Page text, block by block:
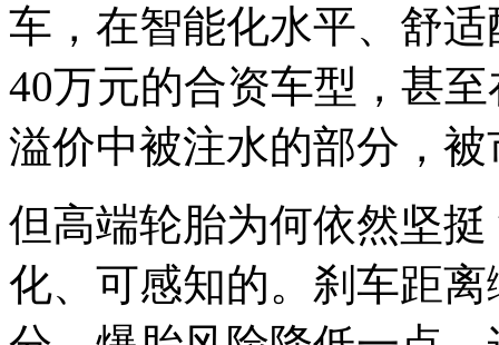
车，在智能化水平、舒
40万元的合资车型，甚
溢价中被注水的部分，
但高端轮胎为何依然坚
化、可感知的。刹车距